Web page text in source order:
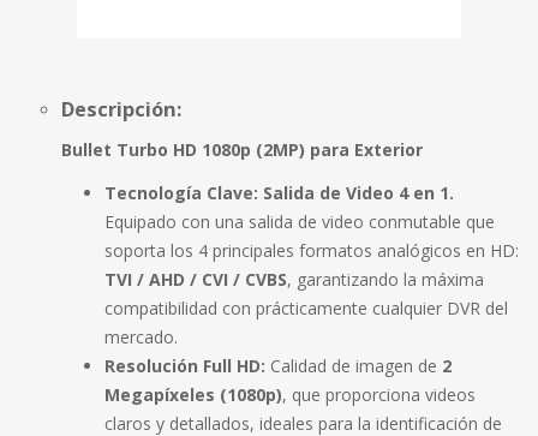
Descripción:
Bullet Turbo HD 1080p (2MP) para Exterior
Tecnología Clave: Salida de Video 4 en 1.
Equipado con una salida de video conmutable que
soporta los 4 principales formatos analógicos en HD:
TVI / AHD / CVI / CVBS, garantizando la máxima
compatibilidad con prácticamente cualquier DVR del
mercado.
Resolución Full HD: Calidad de imagen de 2
Megapíxeles (1080p), que proporciona videos
claros y detallados, ideales para la identificación de